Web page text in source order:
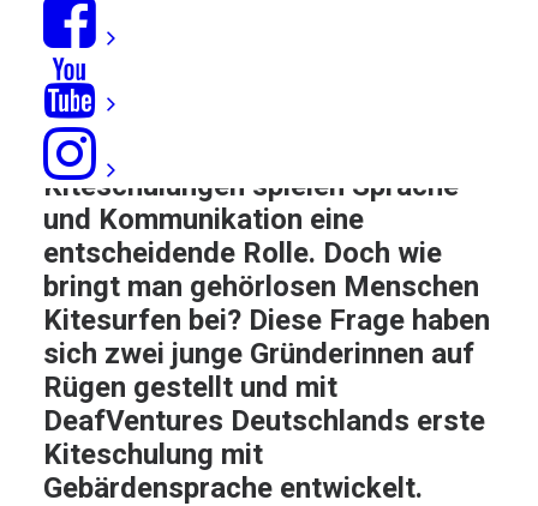
„Arme lang!“ Dieses
Universalkommando dürfte bei
vielen Kitern lebhafte
Erinnerungen an ihre ersten
Unterrichtsstunden wecken. Bei
Kiteschulungen spielen Sprache
und Kommunikation eine
entscheidende Rolle. Doch wie
bringt man gehörlosen Menschen
Kitesurfen bei? Diese Frage haben
sich zwei junge Gründerinnen auf
Rügen gestellt und mit
DeafVentures Deutschlands erste
Kiteschulung mit
Gebärdensprache entwickelt.